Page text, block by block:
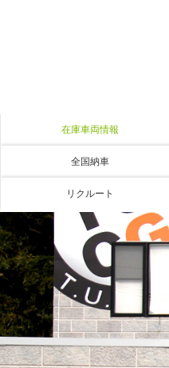
在庫車両情報
全国納車
リクルート